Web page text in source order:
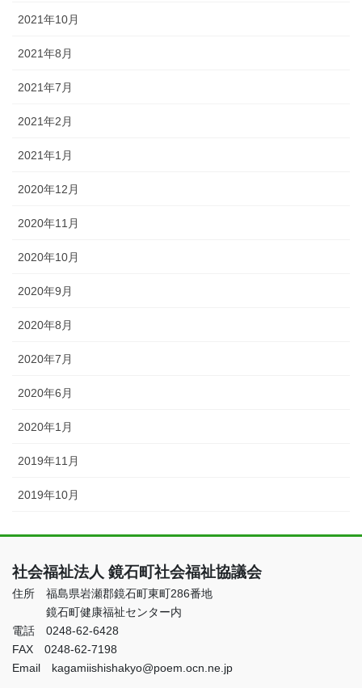
2021年10月
2021年8月
2021年7月
2021年2月
2021年1月
2020年12月
2020年11月
2020年10月
2020年9月
2020年8月
2020年7月
2020年6月
2020年1月
2019年11月
2019年10月
社会福祉法人 鏡石町社会福祉協議会
住所 福島県岩瀬郡鏡石町東町286番地
鏡石町健康福祉センター内
電話 0248-62-6428
FAX 0248-62-7198
Email kagamiishishakyo@poem.ocn.ne.jp